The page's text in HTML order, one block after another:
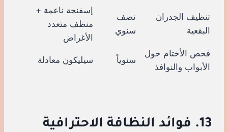
تنظيف الجدران
البقعية
نصف
سنوي
إسفنجة ناعمة +
منظف متعدد
الأغراض
فحص الأختام حول
الأبواب والنوافذ
سنوياً سيليكون معادلة
13. فوائد النظافة الاحترافية